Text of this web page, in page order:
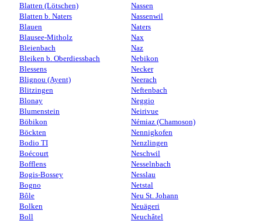
Blatten (Lötschen)
Blatten b. Naters
Blauen
Blausee-Mitholz
Bleienbach
Bleiken b. Oberdiessbach
Blessens
Blignou (Ayent)
Blitzingen
Blonay
Blumenstein
Böbikon
Böckten
Bodio TI
Boécourt
Bofflens
Bogis-Bossey
Bogno
Bôle
Bolken
Boll
Nassen
Nassenwil
Naters
Nax
Naz
Nebikon
Necker
Neerach
Neftenbach
Neggio
Neirivue
Némiaz (Chamoson)
Nennigkofen
Nenzlingen
Neschwil
Nesselnbach
Nesslau
Netstal
Neu St. Johann
Neuägeri
Neuchâtel